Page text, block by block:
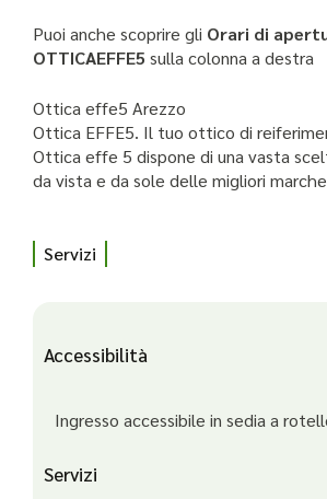
Puoi anche scoprire gli Orari di
OTTICAEFFE5 sulla colonna a destra
Ottica effe5 Arezzo
Ottica EFFE5. Il tuo ottico di
Ottica effe 5 dispone di una vasta
da vista e da sole delle migliori marche
Servizi
Accessibilità
Ingresso accessibile in sedia a
Servizi